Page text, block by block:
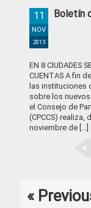
Boletín
11
NOV
2013
EN 8 CIUDADES
CUENTAS A fin
las instituciones
sobre los
el Consejo de
(CPCCS) realiza,
noviembre de [...]
« Go